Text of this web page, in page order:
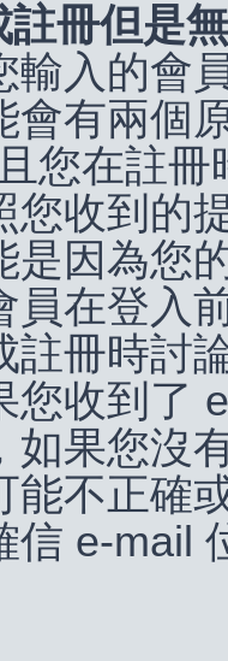
冊但是
輸入的會
會有兩個
您在註
您收到的
是因為您
員在登入
註冊時討
您收到了
如果您沒
能不正確
信 e-mail